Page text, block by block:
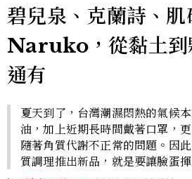
碧兒泉、克蘭詩、肌
Naruko，從黏土到
通有
夏天到了，台灣潮濕悶熱的氣候
油，加上近期長時間戴著口罩，
隨著角質代謝不正常的問題。因
質調理推出新品，就是要讓臉蛋揮